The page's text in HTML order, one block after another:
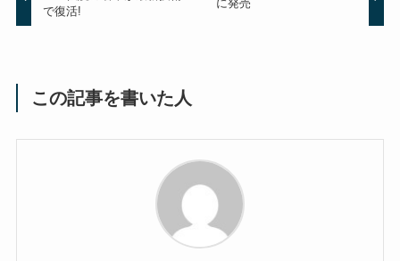
で復活!
に発売
この記事を書いた人